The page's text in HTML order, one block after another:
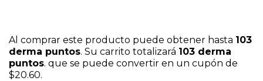
Al comprar este producto puede obtener hasta 103
derma puntos. Su carrito totalizará 103 derma
puntos. que se puede convertir en un cupón de
$20.60.